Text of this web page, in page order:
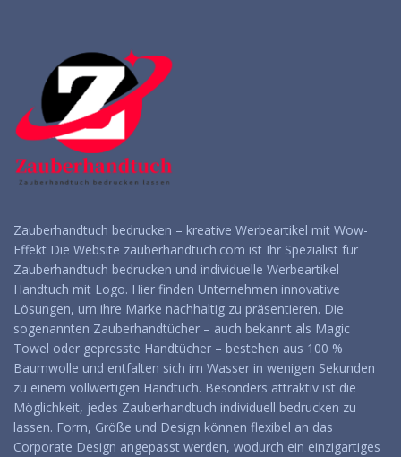
Zauberhandtuch bedrucken – kreative Werbeartikel mit Wow-
Effekt Die Website zauberhandtuch.com ist Ihr Spezialist für
Zauberhandtuch bedrucken und individuelle Werbeartikel
Handtuch mit Logo. Hier finden Unternehmen innovative
Lösungen, um ihre Marke nachhaltig zu präsentieren. Die
sogenannten Zauberhandtücher – auch bekannt als Magic
Towel oder gepresste Handtücher – bestehen aus 100 %
Baumwolle und entfalten sich im Wasser in wenigen Sekunden
zu einem vollwertigen Handtuch. Besonders attraktiv ist die
Möglichkeit, jedes Zauberhandtuch individuell bedrucken zu
lassen. Form, Größe und Design können flexibel an das
Corporate Design angepasst werden, wodurch ein einzigartiges